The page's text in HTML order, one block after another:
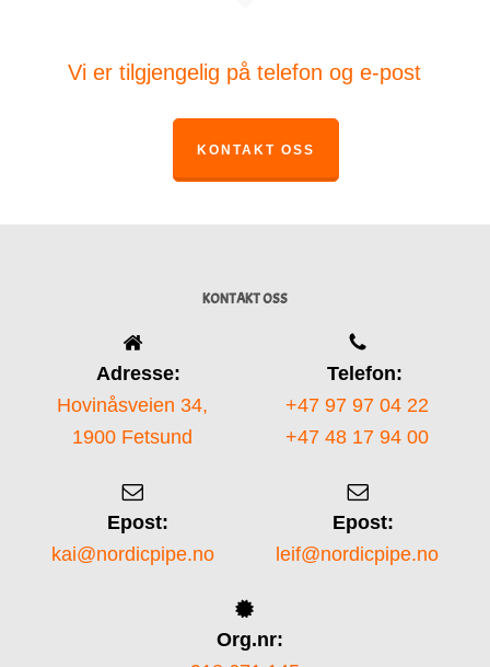
Vi er tilgjengelig på telefon og e-post
KONTAKT OSS
KONTAKT OSS
Adresse:
Hovinåsveien 34,
1900 Fetsund
Telefon:
+47 97 97 04 22
+47 48 17 94 00
Epost:
kai@nordicpipe.no
Epost:
leif@nordicpipe.no
Org.nr: